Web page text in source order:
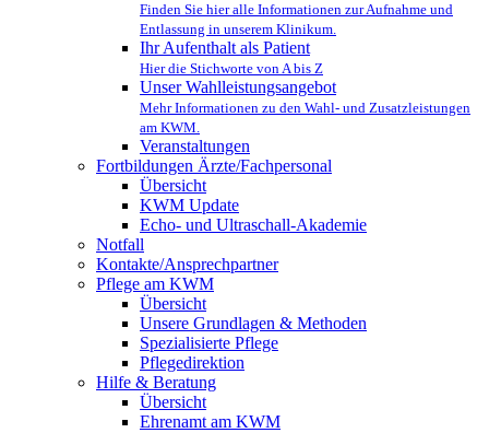
Finden Sie hier alle Informationen zur Aufnahme und
Entlassung in unserem Klinikum.
Ihr Aufenthalt als Patient
Hier die Stichworte von A bis Z
Unser Wahlleistungsangebot
Mehr Informationen zu den Wahl- und Zusatzleistungen
am KWM.
Veranstaltungen
Fortbildungen Ärzte/Fachpersonal
Übersicht
KWM Update
Echo- und Ultraschall-Akademie
Notfall
Kontakte/Ansprechpartner
Pflege am KWM
Übersicht
Unsere Grundlagen & Methoden
Spezialisierte Pflege
Pflegedirektion
Hilfe & Beratung
Übersicht
Ehrenamt am KWM